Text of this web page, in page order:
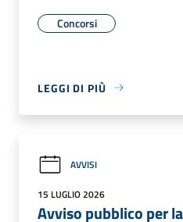
Concorsi
LEGGI DI PIÙ
AVVISI
15 LUGLIO 2026
Avviso pubblico per